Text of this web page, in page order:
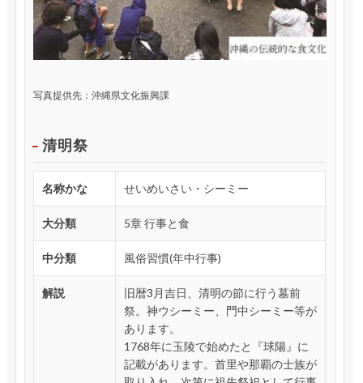
写真提供先：沖縄県文化振興課
清明祭
名称かな せいめいさい・シーミー
大分類 5章 行事と食
中分類 風俗習慣(年中行事)
解説
旧暦3月吉日、清明の節に行う墓前
祭。神ウシーミー、門中シーミー等が
あります。
1768年に玉陵で始めたと『球陽』に
記載があります。首里や那覇の士族が